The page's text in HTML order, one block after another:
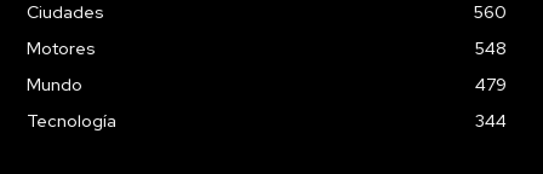
Ciudades
560
Motores
548
Mundo
479
Tecnología
344